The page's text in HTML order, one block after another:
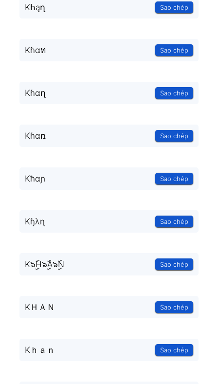
Kհąղ Sao chép
Kɦαท Sao chép
Kɦɑղ Sao chép
Kɦɑռ Sao chép
Kħɑɲ Sao chép
Kɧλɳ Sao chép
K๖ۣۜH๖ۣۜA๖ۣۜN Sao chép
KＨＡＮ Sao chép
Kｈａｎ Sao chép